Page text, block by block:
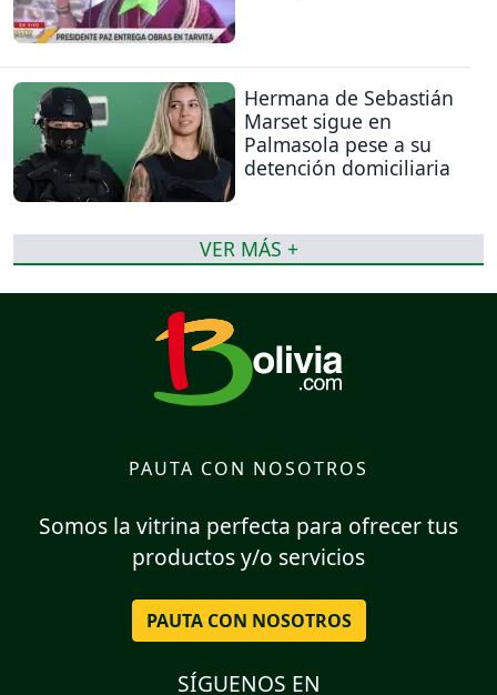
Hermana de Sebastián
Marset sigue en
Palmasola pese a su
detención domiciliaria
VER MÁS +
PAUTA CON NOSOTROS
Somos la vitrina perfecta para ofrecer tus
productos y/o servicios
PAUTA CON NOSOTROS
SÍGUENOS EN